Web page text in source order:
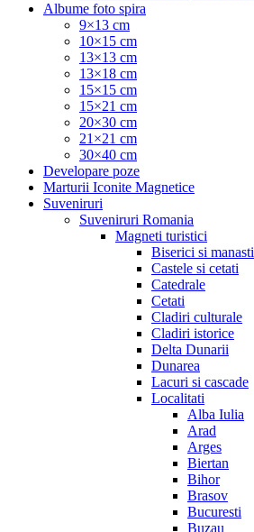
Albume foto spira
9×13 cm
10×15 cm
13×13 cm
13×18 cm
15×15 cm
15×21 cm
20×30 cm
21×21 cm
30×40 cm
Developare poze
Marturii Iconite Magnetice
Suveniruri
Suveniruri Romania
Magneti turistici
Biserici si
Castele si cetati
Catedrale
Cetati
Cladiri culturale
Cladiri istorice
Delta Dunarii
Dunarea
Lacuri si cascade
Localitati
Alba Iulia
Arad
Arges
Biertan
Bihor
Brasov
Bucuresti
Buzau